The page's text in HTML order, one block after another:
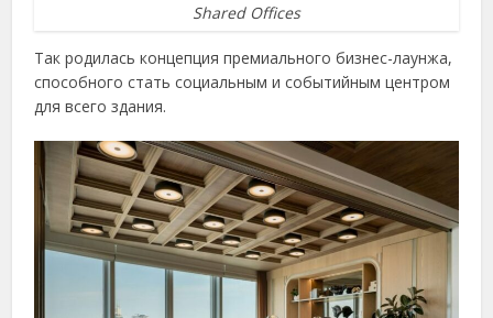
Shared Offices
Так родилась концепция премиального бизнес-лаунжа,
способного стать социальным и событийным центром
для всего здания.